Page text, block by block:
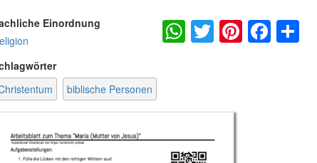
Einordnung
biblische Personen
WhatsApp
Twitter
Pinterest